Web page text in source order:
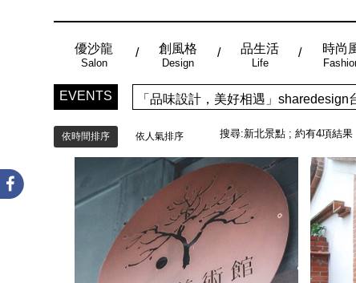
優沙龍
Salon
創風格
Design
品生活
Life
時尚
EVENTS 「品味設計，美好相遇」
依時間排序 依人氣排序 搜尋:新北景點 ; 約有4項結果